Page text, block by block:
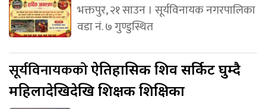
भक्तपुर, २१ साउन । सूर्यविनायक नगरपालिका
वडा नं. ७ गुण्डुस्थित
सूर्यविनायककोऐतिहासिक शिव सर्किट घुम्दै
महिलादेखिदेखि शिक्षक शिक्षिका